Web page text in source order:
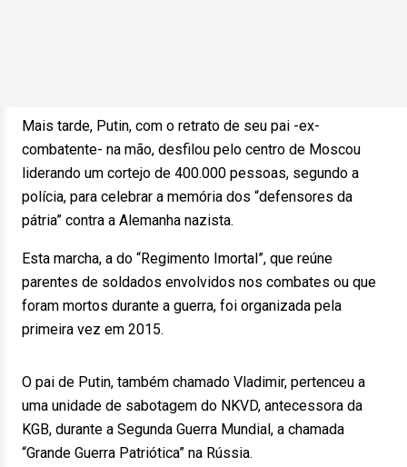
Mais tarde, Putin, com o retrato de seu pai -ex-
combatente- na mão, desfilou pelo centro de Moscou
liderando um cortejo de 400.000 pessoas, segundo a
polícia, para celebrar a memória dos “defensores da
pátria” contra a Alemanha nazista.
Esta marcha, a do “Regimento Imortal”, que reúne
parentes de soldados envolvidos nos combates ou que
foram mortos durante a guerra, foi organizada pela
primeira vez em 2015.
O pai de Putin, também chamado Vladimir, pertenceu a
uma unidade de sabotagem do NKVD, antecessora da
KGB, durante a Segunda Guerra Mundial, a chamada
“Grande Guerra Patriótica” na Rússia.